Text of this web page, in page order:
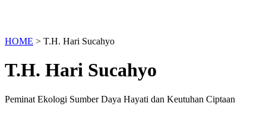
HOME > T.H. Hari Sucahyo
T.H. Hari Sucahyo
Peminat Ekologi Sumber Daya Hayati dan Keutuhan Ciptaan